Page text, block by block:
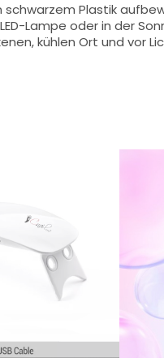
Plastik
Lampe oder in der
kühlen Ort und vor